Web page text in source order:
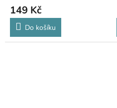
149 Kč
Do košíku